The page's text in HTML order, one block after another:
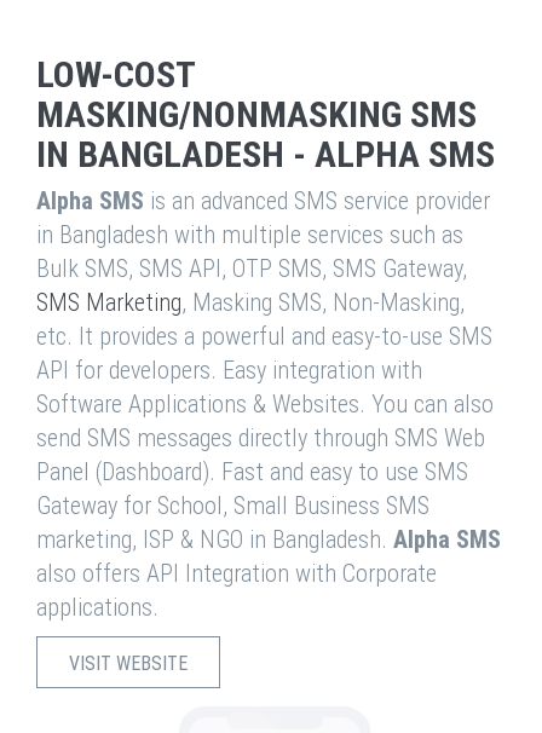
LOW-COST
MASKING/NONMASKING SMS
IN BANGLADESH - ALPHA SMS
Alpha SMS is an advanced SMS service provider
in Bangladesh with multiple services such as
Bulk SMS, SMS API, OTP SMS, SMS Gateway,
SMS Marketing, Masking SMS, Non-Masking,
etc. It provides a powerful and easy-to-use SMS
API for developers. Easy integration with
Software Applications & Websites. You can also
send SMS messages directly through SMS Web
Panel (Dashboard). Fast and easy to use SMS
Gateway for School, Small Business SMS
marketing, ISP & NGO in Bangladesh. Alpha SMS
also offers API Integration with Corporate
applications.
VISIT WEBSITE